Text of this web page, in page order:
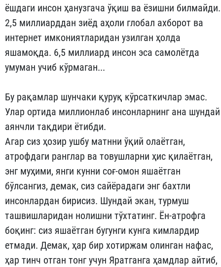
ёшдаги инсон ҳанузгача ўқиш ва ёзишни билмайди.
2,5 миллиарддан зиёд аҳоли глобал ахборот ва
интернет имкониятларидан узилган ҳолда
яшамоқда. 6,5 миллиард инсон эса самолётда
умуман учиб кўрмаган...
Бу рақамлар шунчаки қуруқ кўрсаткичлар эмас.
Улар ортида миллионлаб инсонларнинг ана шундай
аянчли тақдири ётибди.
Агар сиз ҳозир ушбу матнни ўқий олаётган,
атрофдаги ранглар ва товушларни ҳис қилаётган,
энг муҳими, янги кунни соғ-омон яшаётган
бўлсангиз, демак, сиз сайёрадаги энг бахтли
инсонлардан бирисиз. Шундай экан, турмуш
ташвишларидан нолишни тўхтатинг. Ён-атрофга
боқинг: сиз яшаётган бугунги кунга кимлардир
етмади. Демак, ҳар бир хотиржам олинган нафас,
ҳар тинч отган тонг учун Яратганга ҳамдлар айтиб,